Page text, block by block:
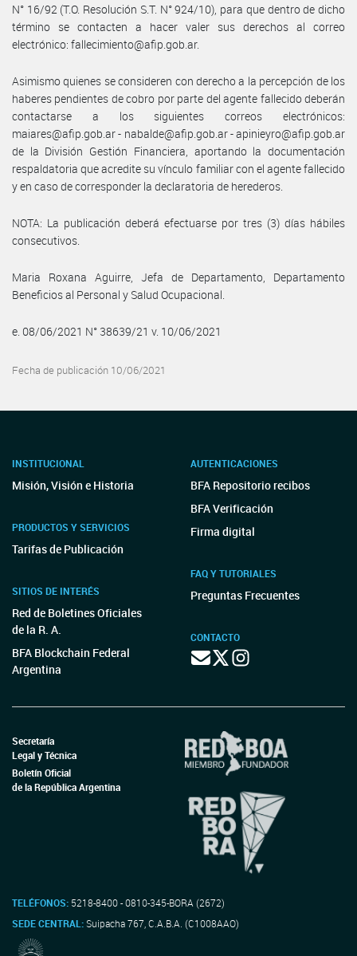
N° 16/92 (T.O. Resolución S.T. N° 924/10), para que dentro de dicho
término se contacten a hacer valer sus derechos al correo
electrónico: fallecimiento@afip.gob.ar.
Asimismo quienes se consideren con derecho a la percepción de los
haberes pendientes de cobro por parte del agente fallecido deberán
contactarse a los siguientes correos electrónicos:
maiares@afip.gob.ar - nabalde@afip.gob.ar - apinieyro@afip.gob.ar
de la División Gestión Financiera, aportando la documentación
respaldatoria que acredite su vínculo familiar con el agente fallecido
y en caso de corresponder la declaratoria de herederos.
NOTA: La publicación deberá efectuarse por tres (3) días hábiles
consecutivos.
Maria Roxana Aguirre, Jefa de Departamento, Departamento
Beneficios al Personal y Salud Ocupacional.
e. 08/06/2021 N° 38639/21 v. 10/06/2021
Fecha de publicación 10/06/2021
INSTITUCIONAL
Misión, Visión e Historia
PRODUCTOS Y SERVICIOS
Tarifas de Publicación
SITIOS DE INTERÉS
Red de Boletines Oficiales
de la R. A.
BFA Blockchain Federal
Argentina
AUTENTICACIONES
BFA Repositorio recibos
BFA Verificación
Firma digital
FAQ Y TUTORIALES
Preguntas Frecuentes
CONTACTO
Secretaría
Legal y Técnica
Boletín Oficial
de la República Argentina
TELÉFONOS: 5218-8400 - 0810-345-BORA (2672)
SEDE CENTRAL:Suipacha 767, C.A.B.A. (C1008AAO)